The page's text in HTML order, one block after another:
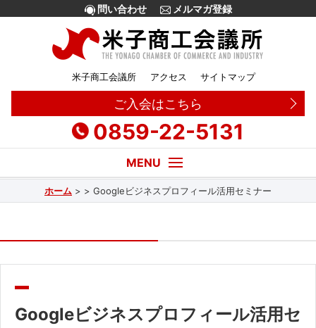
問い合わせ メルマガ登録
米子商工会議所 アクセス サイトマップ
ご入会はこちら
0859-22-5131
経営・創業相談
販路拡大
共済・福利厚生
ホーム > > Googleビジネスプロフィール活用セミナー
Googleビジネスプロフィール活用セ